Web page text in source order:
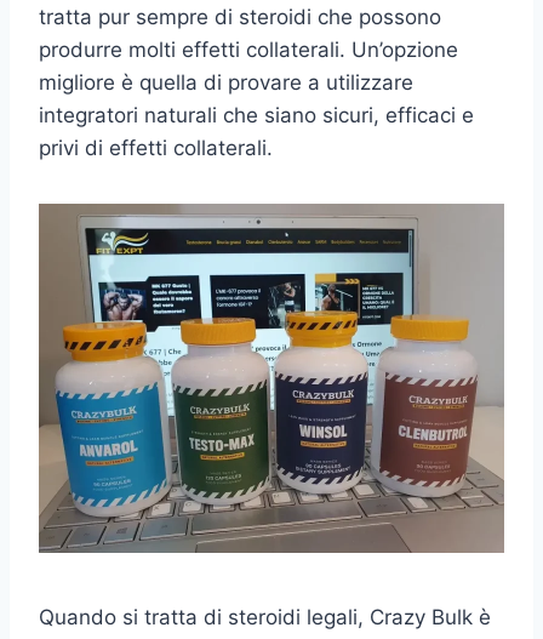
tratta pur sempre di steroidi che possono
produrre molti effetti collaterali. Un’opzione
migliore è quella di provare a utilizzare
integratori naturali che siano sicuri, efficaci e
privi di effetti collaterali.
Quando si tratta di steroidi legali, Crazy Bulk è